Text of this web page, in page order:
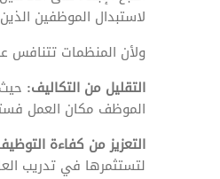
لاستبدال الموظفين
ولأن المنظمات تتنافس
التقليل من التكاليف:
الموظف مكان العمل
التعزيز من كفاءة
لتستثمرها في تدريب